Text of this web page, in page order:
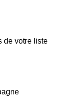
de votre liste